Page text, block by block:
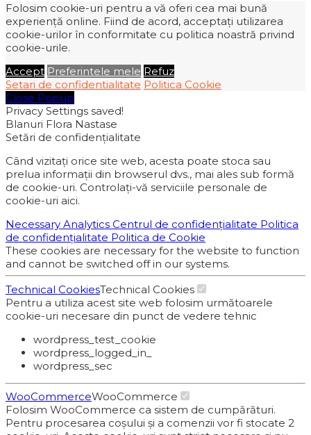
Folosim cookie-uri pentru a vă oferi cea mai bună
experiență online. Fiind de acord, acceptați utilizarea
cookie-urilor în conformitate cu politica noastră privind
cookie-urile.
Accept Preferintele mele Refuz
Setari de confidentialitate Politica Cookie
Close Popup
Privacy Settings saved!
Blanuri Flora Nastase
Setări de confidențialitate
Când vizitați orice site web, acesta poate stoca sau
prelua informații din browserul dvs., mai ales sub formă
de cookie-uri. Controlați-vă serviciile personale de
cookie-uri aici.
Necessary Analytics Centrul de confidențialitate Politica
de confidențialitate Politica de Cookie
These cookies are necessary for the website to function
and cannot be switched off in our systems.
Technical CookiesTechnical Cookies
Pentru a utiliza acest site web folosim următoarele
cookie-uri necesare din punct de vedere tehnic
wordpress_test_cookie
wordpress_logged_in_
wordpress_sec
WooCommerceWooCommerce
Folosim WooCommerce ca sistem de cumpărături.
Pentru procesarea coșului și a comenzii vor fi stocate 2